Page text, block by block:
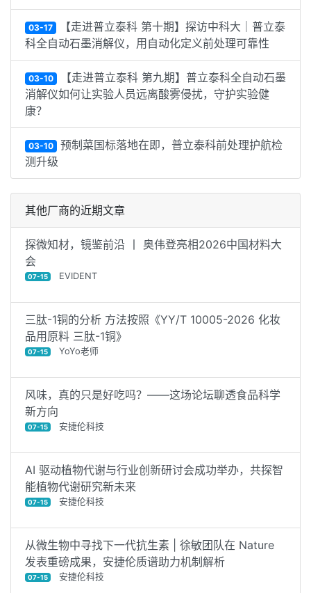
03-17 【走进普立泰科 第十期】探访中科大｜普立泰
科全自动石墨消解仪，用自动化定义前处理可靠性
03-10 【走进普立泰科 第九期】普立泰科全自动石墨
消解仪如何让实验人员远离酸雾侵扰，守护实验健
康？
03-10 预制菜国标落地在即，普立泰科前处理护航检
测升级
其他厂商的近期文章
探微知材，镜鉴前沿 丨 奥伟登亮相2026中国材料大
会
07-15 EVIDENT
三肽-1铜的分析 方法按照《YY/T 10005-2026 化妆
品用原料 三肽-1铜》
07-15 YoYo老师
风味，真的只是好吃吗？——这场论坛聊透食品科学
新方向
07-15 安捷伦科技
AI 驱动植物代谢与行业创新研讨会成功举办，共探智
能植物代谢研究新未来
07-15 安捷伦科技
从微生物中寻找下一代抗生素 | 徐敏团队在 Nature
发表重磅成果，安捷伦质谱助力机制解析
07-15 安捷伦科技